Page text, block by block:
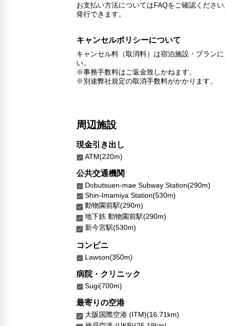
お支払い方法についてはFAQをご確認くださ
発行できます。
キャンセルポリシーについて
キャンセル料（取消料）は宿泊施設・プラン
い。
※事務手数料はご返金致しかねます。
※別途弊社規定の取消手数料がかかります。
周辺施設
現金引き出し
ATM(220m)
公共交通機関
Dobutsuen-mae Subway Station(290m)
Shin-Imamiya Station(530m)
動物園前駅(290m)
地下鉄 動物園前駅(290m)
新今宮駅(530m)
コンビニ
Lawson(350m)
病院・クリニック
Sugi(700m)
最寄りの空港
大阪国際空港 (ITM)(16.71km)